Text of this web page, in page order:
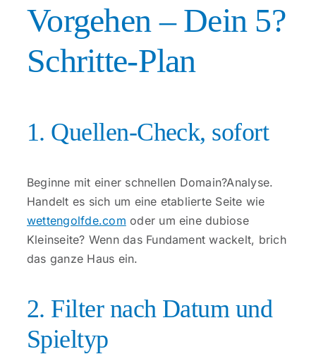
Vorgehen – Dein 5?
Schritte-Plan
1. Quellen-Check, sofort
Beginne mit einer schnellen Domain?Analyse.
Handelt es sich um eine etablierte Seite wie
wettengolfde.com oder um eine dubiose
Kleinseite? Wenn das Fundament wackelt, brich
das ganze Haus ein.
2. Filter nach Datum und
Spieltyp